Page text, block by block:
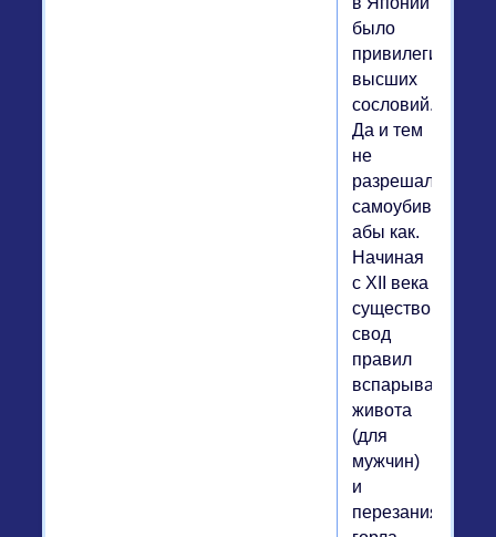
было
привилегией
высших
сословий.
Да и тем
не
разрешалось
самоубиваться
абы как.
Начиная
с XII века
существовал
свод
правил
вспарывания
живота
(для
мужчин)
и
перезания